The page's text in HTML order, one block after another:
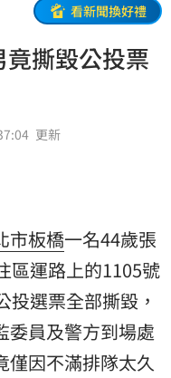
看新聞換好禮
撕毀公投票
更新
市板橋一名44歲張
區運路上的1105號
投選票全部撕毀，
委員及警方到場處
僅因不滿排隊太久